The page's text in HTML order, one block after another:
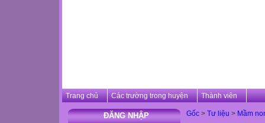
Trang chủ Các trường trong huyện Thành viên
ĐĂNG NHẬP Gốc > Tư liệu > Mầm